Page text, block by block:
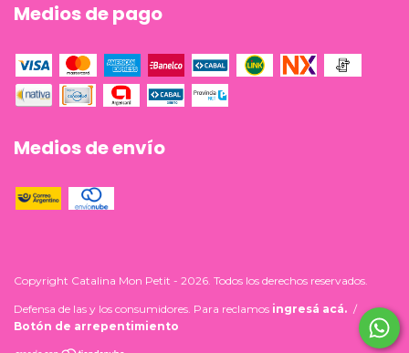
Medios de pago
Medios de envío
Copyright Catalina Mon Petit - 2026. Todos los derechos reservados.
Defensa de las y los consumidores. Para reclamos ingresá acá. /
Botón de arrepentimiento